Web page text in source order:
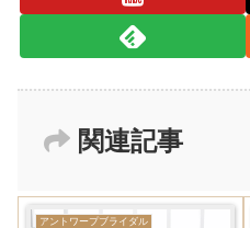
関連記事
アントワープブライダル